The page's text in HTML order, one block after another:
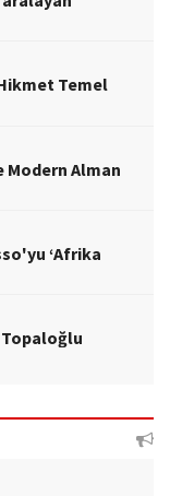
Temel
Modern Alman
‘Afrika
Topaloğlu